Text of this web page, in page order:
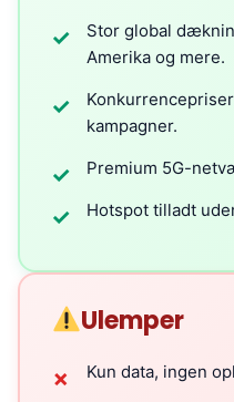
✓
Stor global
Amerika og mere.
✓
kampagner.
✓ Premium 5G-
✓ Hotspot tilladt
Ulemper
✗ Kun data, ingen